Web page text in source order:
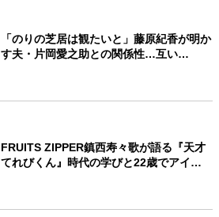
「のりの芝居は観たいと」藤原紀香が明か
す夫・片岡愛之助との関係性…互い…
FRUITS ZIPPER鎮西寿々歌が語る『天才
てれびくん』時代の学びと22歳でアイ…